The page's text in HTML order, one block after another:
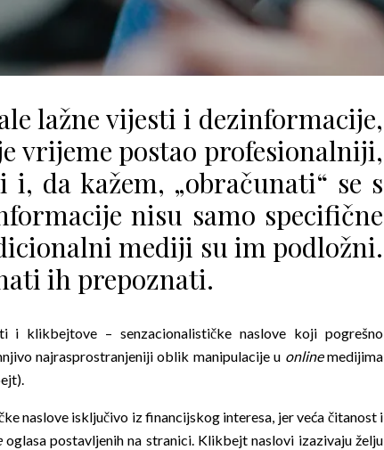
lažne vijesti i dezinformacije,
vrijeme postao profesionalniji,
da kažem, „obračunati“ se s
nisu samo specifične
mediji su im podložni.
ih prepoznati.
klikbejtove – senzacionalističke naslove koji pogrešno
najrasprostranjeniji oblik manipulacije u onlinemedijima
naslove isključivo iz financijskog interesa, jer veća čitanost i
oglasa postavljenih na stranici. Klikbejt naslovi izazivaju želju